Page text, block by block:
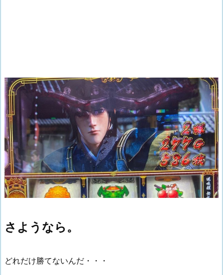
さようなら。
どれだけ勝てないんだ・・・